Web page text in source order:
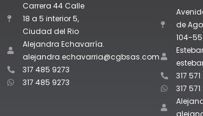
Carrera 44 Calle
18 a 5 interior 5,
Ciudad del Rio
Alejandra Echavarría.
alejandra.echavarria@cgbsas.com
317 485 9273
317 485 9273
de
104-55
317
317